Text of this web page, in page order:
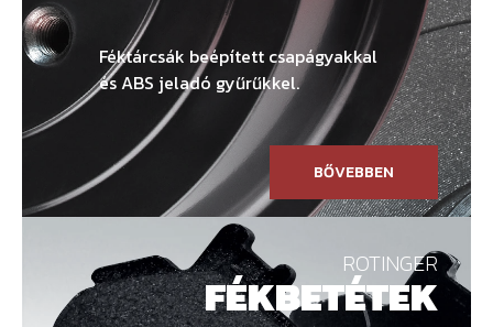
Féktárcsák beépített csapágyakkal
és ABS jeladó gyűrűkkel.
BŐVEBBEN
ROTINGER
FÉKBETÉTEK